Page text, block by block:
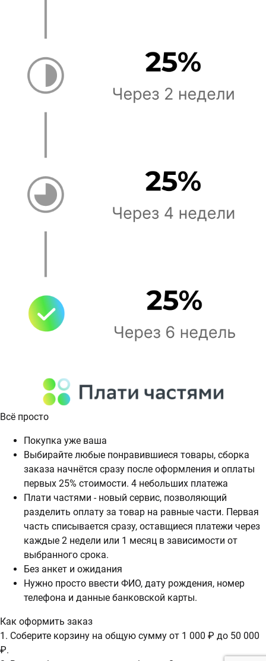
Всё просто
Покупка уже ваша
Выбирайте любые понравившиеся товары, сборка
заказа начнётся сразу после оформления и оплаты
первых 25% стоимости. 4 небольших платежа
Плати частями - новый сервис, позволяющий
разделить оплату за товар на равные части. Первая
часть списывается сразу, оставщиеся платежи через
каждые 2 недели или 1 месяц в зависимости от
выбранного срока.
Без анкет и ожидания
Нужно просто ввести ФИО, дату рождения, номер
телефона и данные банковской карты.
Как оформить заказ
1. Соберите корзину на общую сумму от 1 000 ₽ до 50 000
₽.